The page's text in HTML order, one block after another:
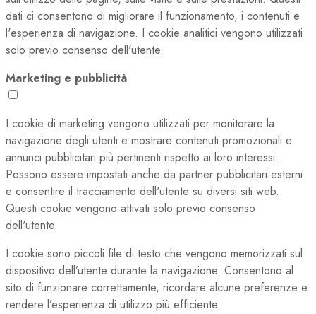
dati ci consentono di migliorare il funzionamento, i contenuti e
l'esperienza di navigazione. I cookie analitici vengono utilizzati
solo previo consenso dell'utente.
Marketing e pubblicità
I cookie di marketing vengono utilizzati per monitorare la
navigazione degli utenti e mostrare contenuti promozionali e
annunci pubblicitari più pertinenti rispetto ai loro interessi.
Possono essere impostati anche da partner pubblicitari esterni
e consentire il tracciamento dell'utente su diversi siti web.
Questi cookie vengono attivati solo previo consenso
dell'utente.
I cookie sono piccoli file di testo che vengono memorizzati sul
dispositivo dell’utente durante la navigazione. Consentono al
sito di funzionare correttamente, ricordare alcune preferenze e
rendere l’esperienza di utilizzo più efficiente.